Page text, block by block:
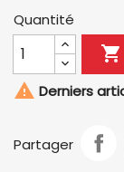
Quantité

 Derniers
Partager